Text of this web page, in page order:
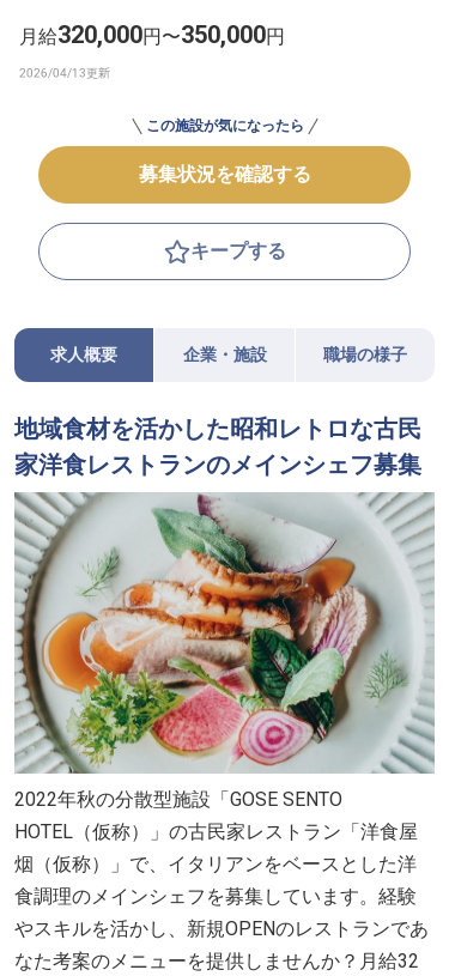
月給320,000円〜350,000円
この施設が気になったら
募集状況を確認する
キープする
求人概要 企業・施設 職場の様子
地域食材を活かした昭和レトロな古民
家洋食レストランのメインシェフ募集
2022年秋の分散型施設「GOSE SENTO
HOTEL（仮称）」の古民家レストラン「洋食屋
烟（仮称）」で、イタリアンをベースとした洋
食調理のメインシェフを募集しています。経験
やスキルを活かし、新規OPENのレストランであ
なた考案のメニューを提供しませんか？月給32